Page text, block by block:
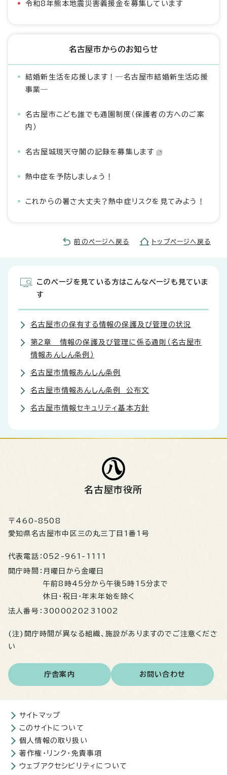
令和8年熊本地震災害義援金を募集しています
名古屋市からのお知らせ
結婚新生活を応援します！―名古屋市結婚新生活応援
事業―
名古屋市こども誰でも通園制度（保護者の方へのご案
内）
名古屋城現天守閣の記録を募集します
熱中症を予防しましょう！
これからの暑さ大丈夫？熱中症リスクを見てみよう！
前のページへ戻る トップページへ戻る
このページを見ている方はこんなページも見ていま
す
名古屋市の保有する情報の保護及び管理の状況
第2章 情報の保護及び管理に係る通則（名古屋市
情報あんしん条例）
名古屋市情報あんしん条例
名古屋市情報あんしん条例 公布文
名古屋市情報セキュリティ基本方針
名古屋市役所
〒460-8508
愛知県名古屋市中区三の丸三丁目1番1号
代表電話： 052-961-1111
開庁時間： 月曜日から金曜日
午前8時45分から午後5時15分まで
休日・祝日・年末年始を除く
法人番号： 3000020231002
(注)開庁時間が異なる組織、施設がありますのでご注意くださ
い
庁舎案内 お問い合わせ
サイトマップ
このサイトについて
個人情報の取り扱い
著作権・リンク・免責事項
ウェブアクセシビリティについて